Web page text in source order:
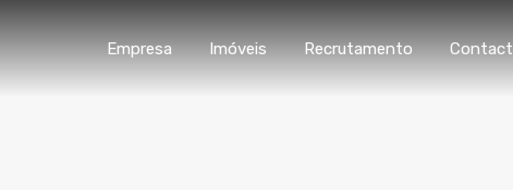
Empresa Imóveis Recrutamento
Empresa Imóveis Recrutamento